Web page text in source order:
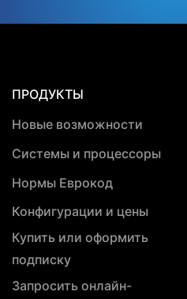
ПРОДУКТЫ
Новые возможности
Системы и процессоры
Нормы Еврокод
Конфигурации и цены
Купить или оформить
подписку
Запросить онлайн-